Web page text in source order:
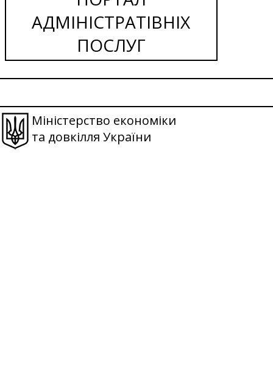
АДМІНІСТРАТІВНІХ
ПОСЛУГ
Міністерство економіки
та довкілля України